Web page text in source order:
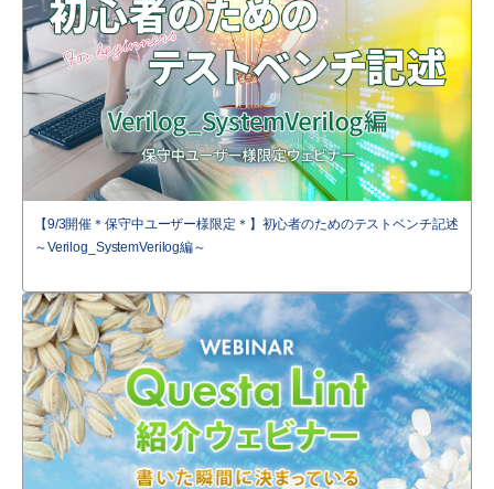
【9/3開催＊保守中ユーザー様限定＊】初心者のためのテストベンチ記述
～Verilog_SystemVerilog編～